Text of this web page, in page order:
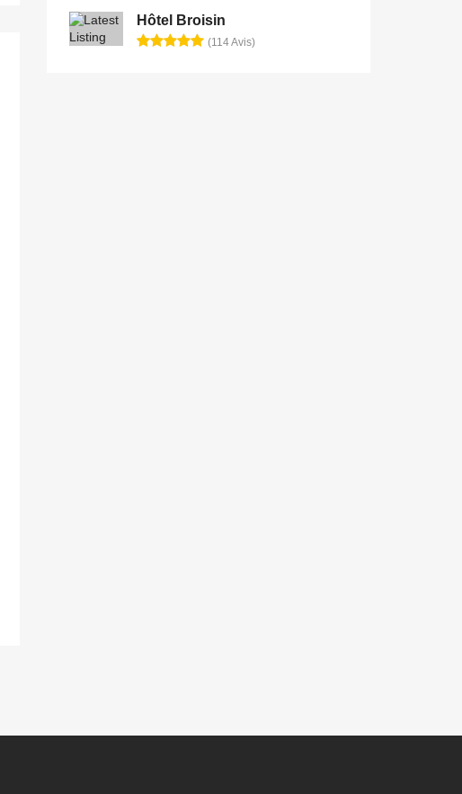
Hôtel Broisin
(114 Avis)